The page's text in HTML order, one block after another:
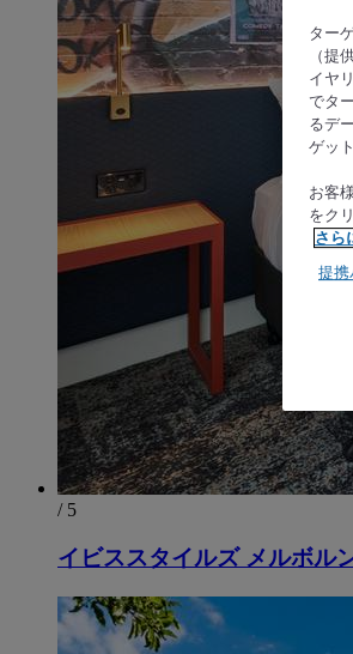
/ 5
イビススタイルズ メルボル
ター
（提
イヤ
でタ
るデ
ゲッ
お客
をク
さら
提携